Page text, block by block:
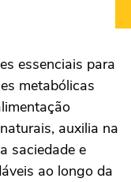
essenciais para
metabólicas
auxilia na
saciedade e
ao longo da